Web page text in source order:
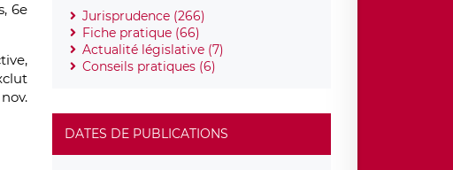
6e
Jurisprudence (266)
Fiche pratique (66)
Actualité législative (7)
Conseils pratiques (6)
DATES DE PUBLICATIONS